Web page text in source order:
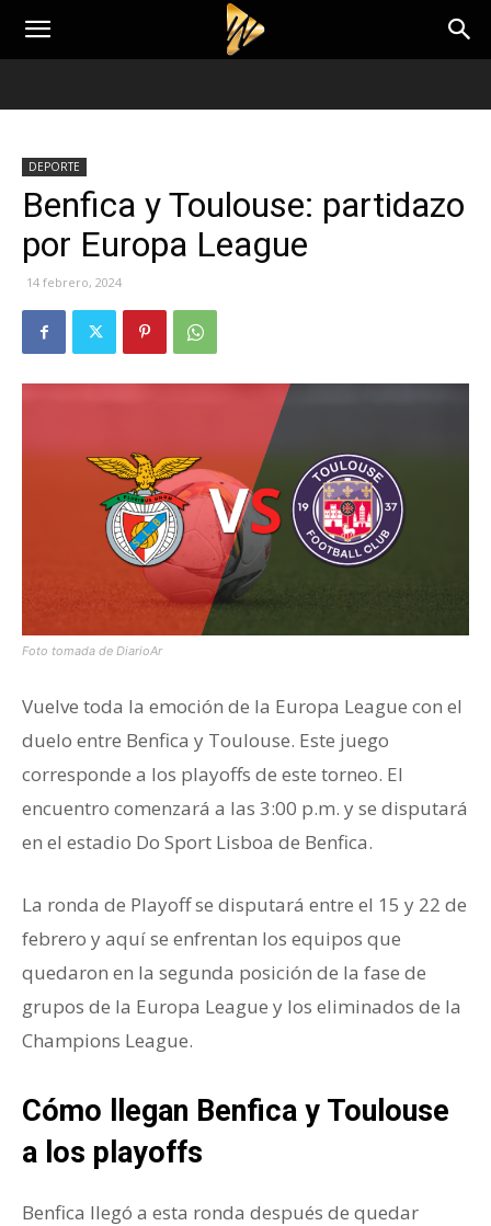
DEPORTE
Benfica y Toulouse: partidazo
por Europa League
14 febrero, 2024
Foto tomada de DiarioAr
Vuelve toda la emoción de la Europa League con el
duelo entre Benfica y Toulouse. Este juego
corresponde a los playoffs de este torneo. El
encuentro comenzará a las 3:00 p.m. y se disputará
en el estadio Do Sport Lisboa de Benfica.
La ronda de Playoff se disputará entre el 15 y 22 de
febrero y aquí se enfrentan los equipos que
quedaron en la segunda posición de la fase de
grupos de la Europa League y los eliminados de la
Champions League.
Cómo llegan Benfica y Toulouse
a los playoffs
Benfica llegó a esta ronda después de quedar